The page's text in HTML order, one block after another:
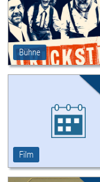
Bühne
Film